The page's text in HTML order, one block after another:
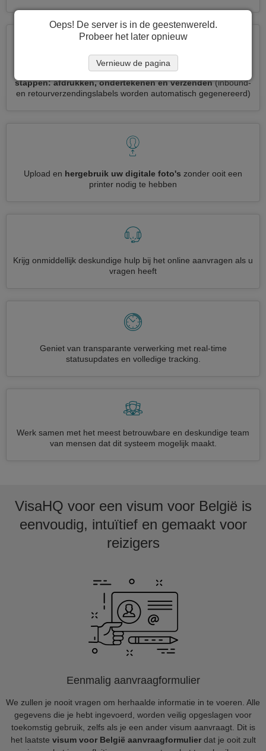
Verminder uw België visumaanvraag tot
stappen: afdrukken, ondertekenen en verzenden (inbound-
en retourverzendingslabels worden automatisch gegenereerd)
Upload en hergebruik uw digitale foto's zonder ooit een
printer nodig te hebben
Krijg onmiddellijk deskundige hulp bij het online aanvragen als u
vragen heeft
Geniet van transparante verwerking met real-time
statusupdates en volledige tracking.
Werk samen met het meest betrouwbare en deskundige team
van mensen dat dit systeem mogelijk maakt.
VisaHQ voor een visum voor België is
eenvoudig, intuïtief en gemaakt voor
reizigers
Eenmalig aanvraagformulier
We zullen je nooit vragen om herhaalde informatie in te voeren. Alle
gegevens die je hebt ingevoerd, worden veilig opgeslagen voor
toekomstig gebruik, zelfs als je een ander visum aanvraagt. Dit is
het laatste visum voor België aanvraagformulierdat je ooit zult
Oeps! De server is in de geestenwereld.
Probeer het later opnieuw
Vernieuw de pagina